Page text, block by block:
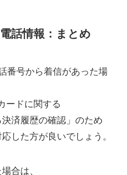
話情報：まとめ
番号から着信があった場
ードに関する
決済履歴の確認」のため
した方が良いでしょう。
合は、